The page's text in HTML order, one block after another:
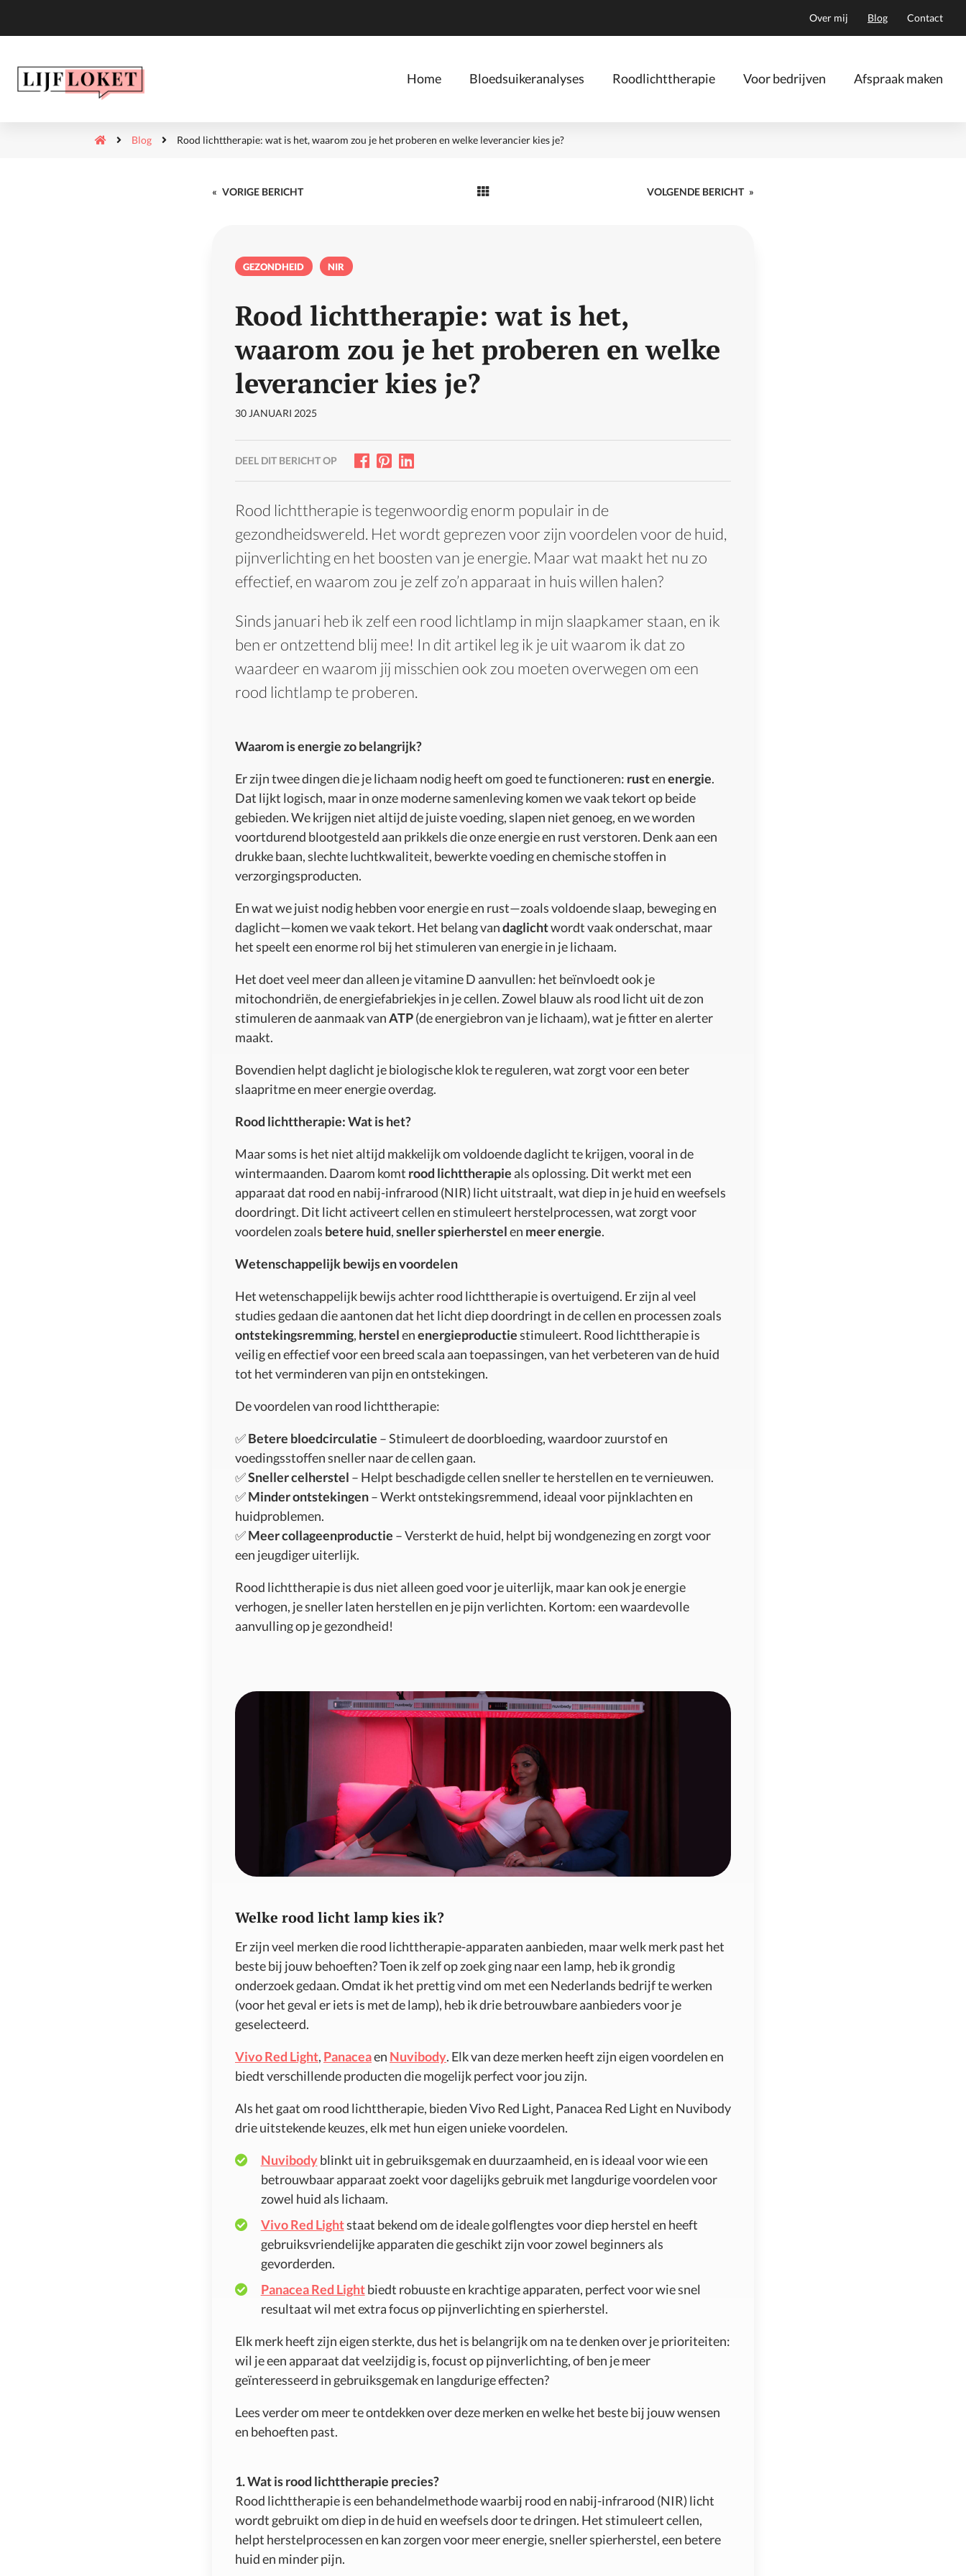
Over mij Blog Contact
Home Bloedsuikeranalyses Roodlichttherapie Voor bedrijven Afspraak maken
Blog Rood lichttherapie: wat is het, waarom zou je het proberen en welke leverancier kies je?
« VORIGE BERICHT VOLGENDE BERICHT »
GEZONDHEID NIR
Rood lichttherapie: wat is het,
waarom zou je het proberen en welke
leverancier kies je?
30 JANUARI 2025
DEEL DIT BERICHT OP
Rood lichttherapie is tegenwoordig enorm populair in de
gezondheidswereld. Het wordt geprezen voor zijn voordelen voor de huid,
pijnverlichting en het boosten van je energie. Maar wat maakt het nu zo
effectief, en waarom zou je zelf zo’n apparaat in huis willen halen?
Sinds januari heb ik zelf een rood lichtlamp in mijn slaapkamer staan, en ik
ben er ontzettend blij mee! In dit artikel leg ik je uit waarom ik dat zo
waardeer en waarom jij misschien ook zou moeten overwegen om een
rood lichtlamp te proberen.
Waarom is energie zo belangrijk?
Er zijn twee dingen die je lichaam nodig heeft om goed te functioneren: rustenenergie.
Dat lijkt logisch, maar in onze moderne samenleving komen we vaak tekort op beide
gebieden. We krijgen niet altijd de juiste voeding, slapen niet genoeg, en we worden
voortdurend blootgesteld aan prikkels die onze energie en rust verstoren. Denk aan een
drukke baan, slechte luchtkwaliteit, bewerkte voeding en chemische stoffen in
verzorgingsproducten.
En wat we juist nodig hebben voor energie en rust—zoals voldoende slaap, beweging en
daglicht—komen we vaak tekort. Het belang vandaglichtwordt vaak onderschat, maar
het speelt een enorme rol bij het stimuleren van energie in je lichaam.
Het doet veel meer dan alleen je vitamine D aanvullen: het beïnvloedt ook je
mitochondriën, de energiefabriekjes in je cellen. Zowel blauw als rood licht uit de zon
stimuleren de aanmaak vanATP(de energiebron van je lichaam), wat je fitter en alerter
maakt.
Bovendien helpt daglicht je biologische klok te reguleren, wat zorgt voor een beter
slaapritme en meer energie overdag.
Rood lichttherapie: Wat is het?
Maar soms is het niet altijd makkelijk om voldoende daglicht te krijgen, vooral in de
wintermaanden. Daarom komt rood lichttherapieals oplossing. Dit werkt met een
apparaat dat rood en nabij-infrarood (NIR) licht uitstraalt, wat diep in je huid en weefsels
doordringt. Dit licht activeert cellen en stimuleert herstelprocessen, wat zorgt voor
voordelen zoals betere huid,sneller spierherstelen meer energie.
Wetenschappelijk bewijs en voordelen
Het wetenschappelijk bewijs achter rood lichttherapie is overtuigend. Er zijn al veel
studies gedaan die aantonen dat het licht diep doordringt in de cellen en processen zoals
ontstekingsremming, herstelenenergieproductiestimuleert. Rood lichttherapie is
veilig en effectief voor een breed scala aan toepassingen, van het verbeteren van de huid
tot het verminderen van pijn en ontstekingen.
De voordelen van rood lichttherapie:
✅Betere bloedcirculatie – Stimuleert de doorbloeding, waardoor zuurstof en
voedingsstoffen sneller naar de cellen gaan.
✅Sneller celherstel – Helpt beschadigde cellen sneller te herstellen en te vernieuwen.
✅Minder ontstekingen– Werkt ontstekingsremmend, ideaal voor pijnklachten en
huidproblemen.
✅Meer collageenproductie – Versterkt de huid, helpt bij wondgenezing en zorgt voor
een jeugdiger uiterlijk.
Rood lichttherapie is dus niet alleen goed voor je uiterlijk, maar kan ook je energie
verhogen, je sneller laten herstellen en je pijn verlichten. Kortom: een waardevolle
aanvulling op je gezondheid!
Welke rood licht lamp kies ik?
Er zijn veel merken die rood lichttherapie-apparaten aanbieden, maar welk merk past het
beste bij jouw behoeften? Toen ik zelf op zoek ging naar een lamp, heb ik grondig
onderzoek gedaan. Omdat ik het prettig vind om met een Nederlands bedrijf te werken
(voor het geval er iets is met de lamp), heb ik drie betrouwbare aanbieders voor je
geselecteerd.
Vivo Red Light, Panaceaen Nuvibody. Elk van deze merken heeft zijn eigen voordelen en
biedt verschillende producten die mogelijk perfect voor jou zijn.
Als het gaat om rood lichttherapie, bieden Vivo Red Light, Panacea Red Light en Nuvibody
drie uitstekende keuzes, elk met hun eigen unieke voordelen.
Nuvibodyblinkt uit in gebruiksgemak en duurzaamheid, en is ideaal voor wie een
betrouwbaar apparaat zoekt voor dagelijks gebruik met langdurige voordelen voor
zowel huid als lichaam.
Vivo Red Lightstaat bekend om de ideale golflengtes voor diep herstel en heeft
gebruiksvriendelijke apparaten die geschikt zijn voor zowel beginners als
gevorderden.
Panacea Red Lightbiedt robuuste en krachtige apparaten, perfect voor wie snel
resultaat wil met extra focus op pijnverlichting en spierherstel.
Elk merk heeft zijn eigen sterkte, dus het is belangrijk om na te denken over je prioriteiten:
wil je een apparaat dat veelzijdig is, focust op pijnverlichting, of ben je meer
geïnteresseerd in gebruiksgemak en langdurige effecten?
Lees verder om meer te ontdekken over deze merken en welke het beste bij jouw wensen
en behoeften past.
1. Wat is rood lichttherapie precies?
Rood lichttherapie is een behandelmethode waarbij rood en nabij-infrarood (NIR) licht
wordt gebruikt om diep in de huid en weefsels door te dringen. Het stimuleert cellen,
helpt herstelprocessen en kan zorgen voor meer energie, sneller spierherstel, een betere
huid en minder pijn.